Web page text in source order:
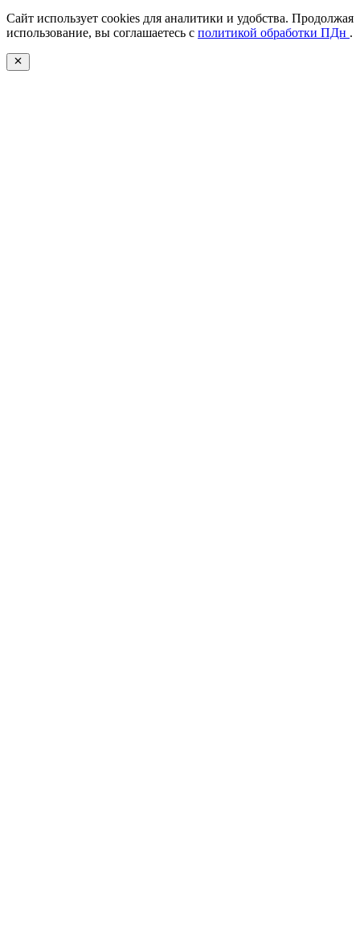
Сайт использует cookies для аналитики и удобства. Продолжая
использование, вы соглашаетесь с политикой обработки ПДн .